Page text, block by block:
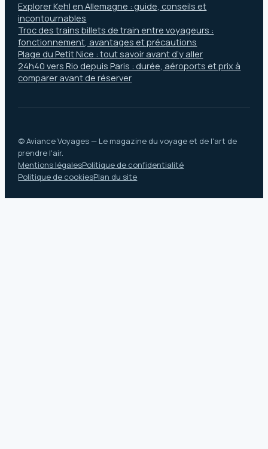
Explorer Kehl en Allemagne : guide, conseils et
incontournables
Troc des trains billets de train entre voyageurs :
fonctionnement, avantages et précautions
Plage du Petit Nice : tout savoir avant d’y aller
24h40 vers Rio depuis Paris : durée, aéroports et prix à
comparer avant de réserver
© Aviance Voyages — Le magazine du voyage et de l'art de
prendre l'air.
Mentions légalesPolitique de confidentialité
Politique de cookiesPlan du site